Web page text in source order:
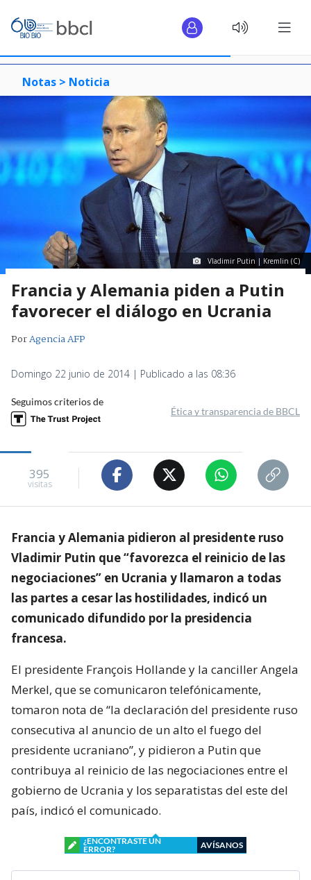
Notas > Noticia
Vladimir Putin | Kremlin (C)
Francia y Alemania piden a Putin
favorecer el diálogo en Ucrania
PorAgencia AFP
Domingo 22 junio de 2014 | Publicado a las 08:36
Seguimos criterios de
Ética y transparencia de BBCL
395
visitas
Francia y Alemania pidieron al presidente ruso
Vladimir Putin que “favorezca el reinicio de las
negociaciones” en Ucrania y llamaron a todas
las partes a cesar las hostilidades, indicó un
comunicado difundido por la presidencia
francesa.
El presidente François Hollande y la canciller Angela
Merkel, que se comunicaron telefónicamente,
tomaron nota de “la declaración del presidente ruso
consecutiva al anuncio de un alto el fuego del
presidente ucraniano”, y pidieron a Putin que
contribuya al reinicio de las negociaciones entre el
gobierno de Ucrania y los separatistas del este del
país, indicó el comunicado.
¿ENCONTRASTE UN
ERROR?
AVÍSANOS